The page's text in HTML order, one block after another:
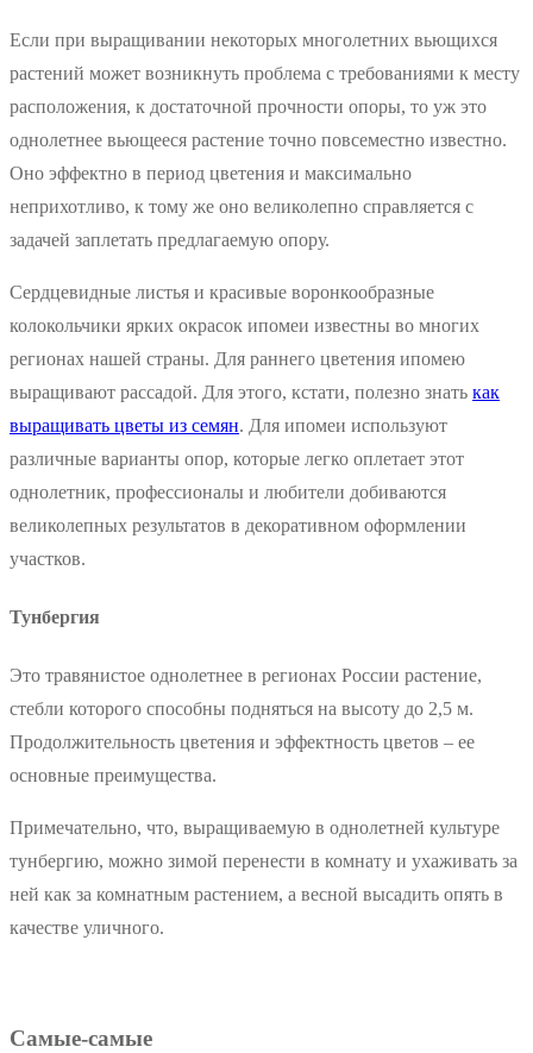
Если при выращивании некоторых многолетних вьющихся
растений может возникнуть проблема с требованиями к месту
расположения, к достаточной прочности опоры, то уж это
однолетнее вьющееся растение точно повсеместно известно.
Оно эффектно в период цветения и максимально
неприхотливо, к тому же оно великолепно справляется с
задачей заплетать предлагаемую опору.
Сердцевидные листья и красивые воронкообразные
колокольчики ярких окрасок ипомеи известны во многих
регионах нашей страны. Для раннего цветения ипомею
выращивают рассадой. Для этого, кстати, полезно знать как
выращивать цветы из семян. Для ипомеи используют
различные варианты опор, которые легко оплетает этот
однолетник, профессионалы и любители добиваются
великолепных результатов в декоративном оформлении
участков.
Тунбергия
Это травянистое однолетнее в регионах России растение,
стебли которого способны подняться на высоту до 2,5 м.
Продолжительность цветения и эффектность цветов – ее
основные преимущества.
Примечательно, что, выращиваемую в однолетней культуре
тунбергию, можно зимой перенести в комнату и ухаживать за
ней как за комнатным растением, а весной высадить опять в
качестве уличного.
Самые-самые